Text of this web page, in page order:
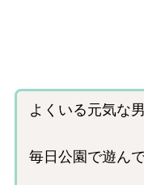
よくいる元気な
毎日公園で遊ん